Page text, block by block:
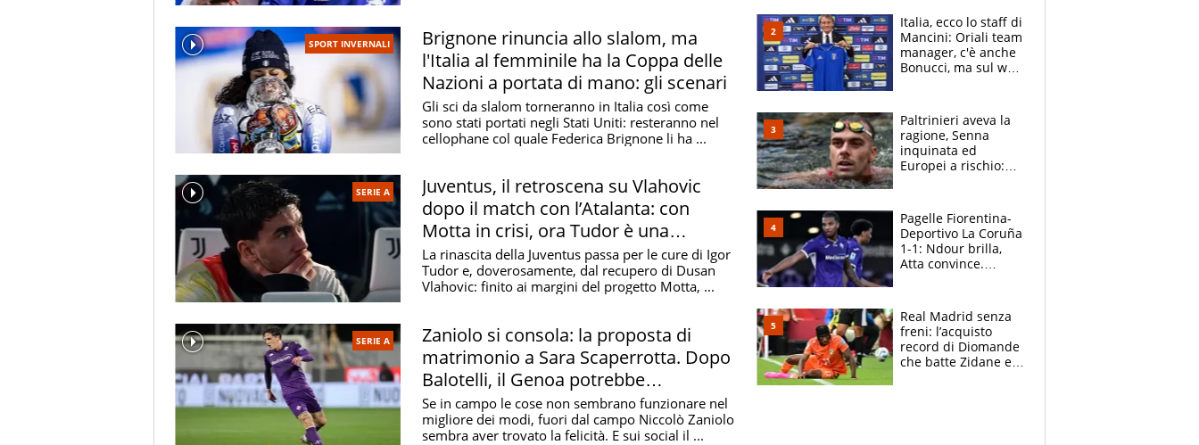
SPORT INVERNALI
Brignone rinuncia allo slalom, ma
l'Italia al femminile ha la Coppa delle
Nazioni a portata di mano: gli scenari
Gli sci da slalom torneranno in Italia così come
sono stati portati negli Stati Uniti: resteranno nel
cellophane col quale Federica Brignone li ha ...
SERIE A
Juventus, il retroscena su Vlahovic
dopo il match con l’Atalanta: con
Motta in crisi, ora Tudor è una
speranza
La rinascita della Juventus passa per le cure di Igor
Tudor e, doverosamente, dal recupero di Dusan
Vlahovic: finito ai margini del progetto Motta, ...
SERIE A
Zaniolo si consola: la proposta di
matrimonio a Sara Scaperrotta. Dopo
Balotelli, il Genoa potrebbe
scommettere su di lui
Se in campo le cose non sembrano funzionare nel
migliore dei modi, fuori dal campo Niccolò Zaniolo
sembra aver trovato la felicità. E sui social il ...
felice del mio livello"
Italia, ecco lo staff di
Mancini: Oriali team
manager, c'è anche
Bonucci, ma sul web
Paltrinieri aveva la
ragione, Senna
inquinata ed
Europei a rischio:
adesso
Pagelle Fiorentina-
Deportivo La Coruña
1-1: Ndour brilla,
Atta convince.
Real Madrid senza
freni: l’acquisto
record di Diomande
che batte Zidane e